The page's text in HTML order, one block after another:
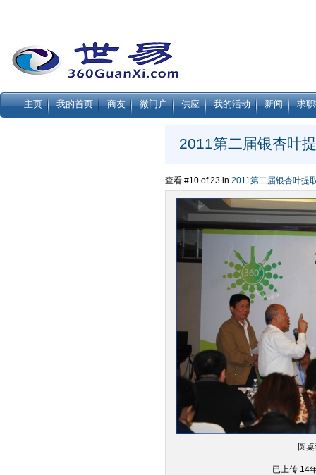
主页 我的首页 商友 微门户 供应 我的活动 新闻 求
2011第二届银杏叶
查看 #10 of 23 in 2011第二届银杏叶提
圆
已上传 14